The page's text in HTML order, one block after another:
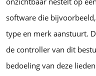
software die bijvoorbeeld,
type en merk aanstuurt.
de controller van dit
bedoeling van deze